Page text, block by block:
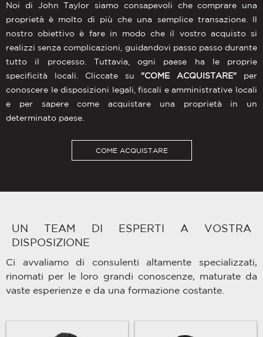
Noi di John Taylor siamo consapevoli che comprare una
proprietà è molto di più che una semplice transazione. Il
nostro obiettivo è fare in modo che il vostro acquisto si
realizzi senza complicazioni, guidandovi passo passo durante
tutto il processo. Tuttavia, ogni paese ha le proprie
specificità locali. Cliccate su "COME ACQUISTARE" per
conoscere le disposizioni legali, fiscali e amministrative locali
e per sapere come acquistare una proprietà in un
determinato paese.
COME ACQUISTARE
UN TEAM DI ESPERTI A VOSTRA
DISPOSIZIONE
Ci avvaliamo di consulenti altamente specializzati,
rinomati per le loro grandi conoscenze, maturate da
vaste esperienze e da una formazione costante.